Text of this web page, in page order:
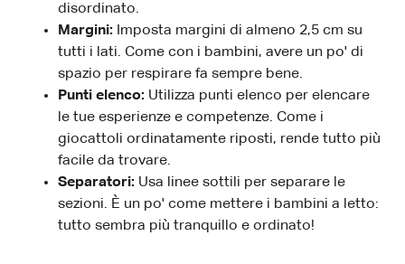
disordinato.
Margini: Imposta margini di almeno 2,5 cm su
tutti i lati. Come con i bambini, avere un po' di
spazio per respirare fa sempre bene.
Punti elenco: Utilizza punti elenco per elencare
le tue esperienze e competenze. Come i
giocattoli ordinatamente riposti, rende tutto più
facile da trovare.
Separatori: Usa linee sottili per separare le
sezioni. È un po' come mettere i bambini a letto:
tutto sembra più tranquillo e ordinato!